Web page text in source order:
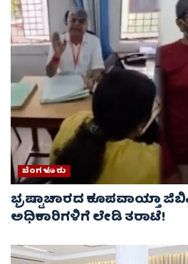
ಬೆಂಗಳೂರು
ಭ್ರಷ್ಟಾಚಾರದ ಕೂಪವಾಯ್ತಾ
ಅಧಿಕಾರಿಗಳಿಗೆ ಲೇಡಿ ತರಾಟೆ!